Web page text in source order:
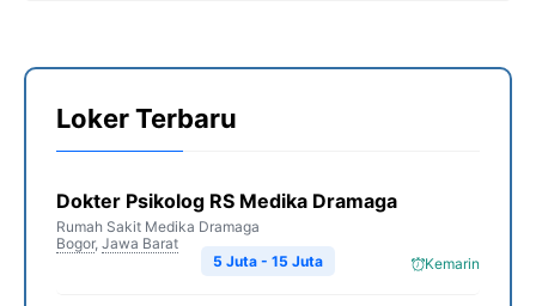
Loker Terbaru
Dokter Psikolog RS Medika Dramaga
Rumah Sakit Medika Dramaga
Bogor, Jawa Barat
Kemarin
5 Juta - 15 Juta